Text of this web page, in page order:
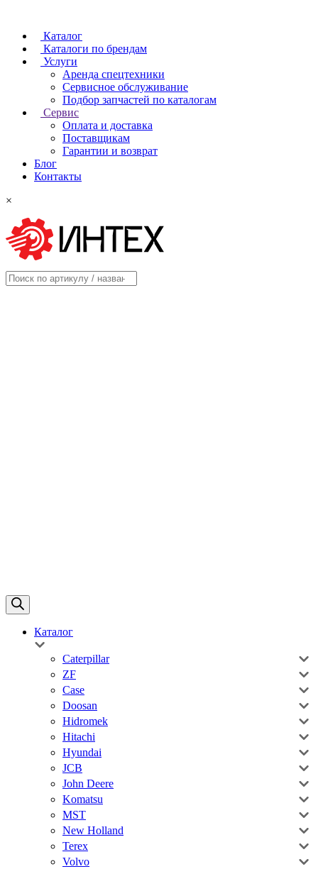
Каталог
Каталоги по брендам
Услуги
Аренда спецтехники
Сервисное обслуживание
Подбор запчастей по каталогам
Сервис
Оплата и доставка
Поставщикам
Гарантии и возврат
Блог
Контакты
×
Каталог
Caterpillar
ZF
Case
Doosan
Hidromek
Hitachi
Hyundai
JCB
John Deere
Komatsu
MST
New Holland
Terex
Volvo